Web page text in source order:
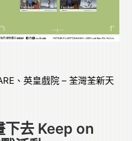
、英皇戲院 – 荃灣荃新天
下去 Keep on